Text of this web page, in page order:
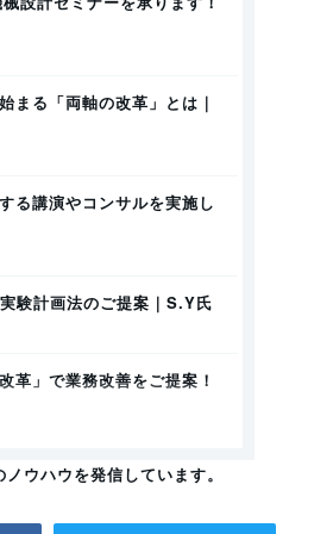
まる「両軸の改革」とは｜
る講演やコンサルを実施し
験計画法のご提案｜S.Y氏
革」で業務改善をご提案！
ります｜I.S氏
ウハウを発信しています。